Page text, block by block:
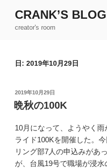
CRANK’S BLOG
creator's room
日: 2019年10月29日
投
稿
日:
2019年10月29日
晩秋の100K
10月になって、ようやく
ライド100Kを開催した。
リング部7人の申込みがあ
が、台風19号で職場が浸水